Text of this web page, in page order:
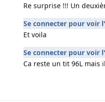
Re surprise !!! Un
Se connecter pour voir
Et voila
Se connecter pour voir
Ca reste un tit 96L mais